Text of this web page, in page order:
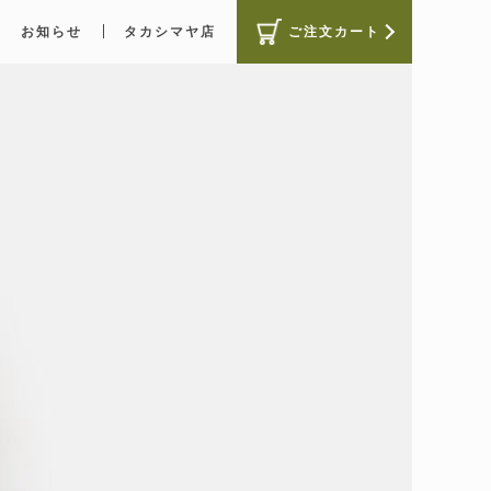
お知らせ タカシマヤ店 ご注文カート